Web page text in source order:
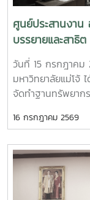
ศูนย์ประสานงาน
บรรยายและสาธิ
ถิ่น 9 ใบงานฐาน
วันที่ 15 กรกฎาคม
มหาวิทยาลัยแม่โจ้
จัดทำฐานทรัพยาก
เพื่อให้นักศึกษาออก
พัฒนาการท่องเที่ย
16 กรกฎาคม